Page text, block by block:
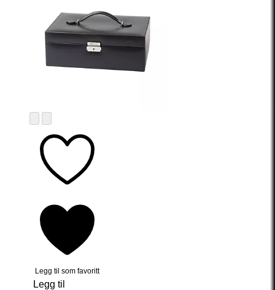
Legg til som favoritt
Legg til